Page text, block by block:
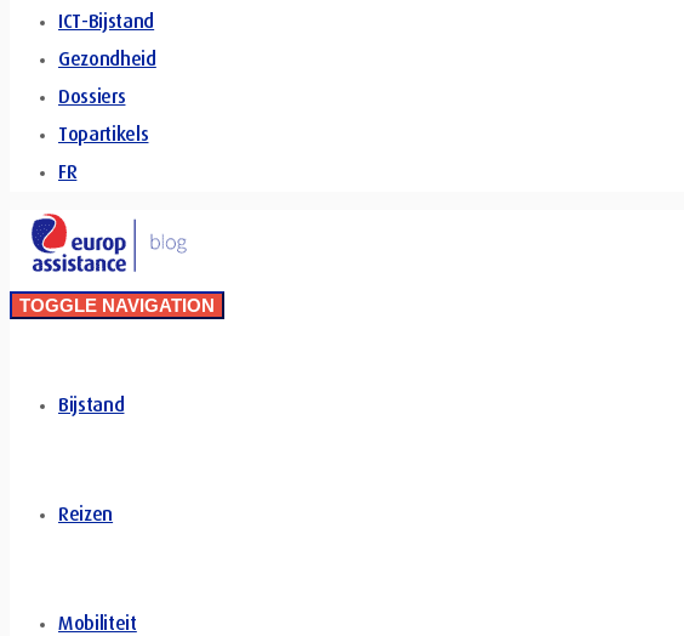
ICT-Bijstand
Gezondheid
Dossiers
Topartikels
FR
TOGGLE NAVIGATION
Bijstand
Reizen
Mobiliteit